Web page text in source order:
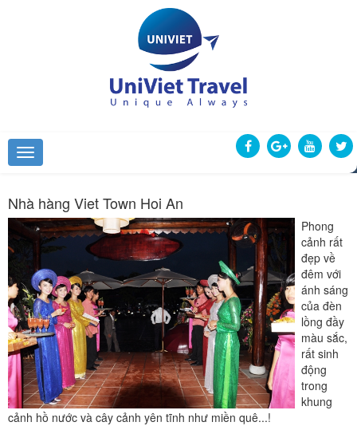
Nhà hàng Viet Town Hoi An
Phong
cảnh rất
đẹp về
đêm với
ánh sáng
của đèn
lồng đầy
màu sắc,
rất sinh
động
trong
khung
cảnh hồ nước và cây cảnh yên tĩnh như miền quê...!